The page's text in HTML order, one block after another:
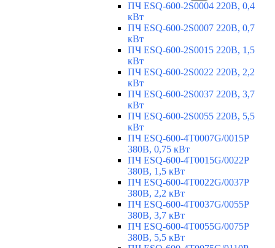
ПЧ ESQ-600-2S0004 220В, 0,4
кВт
ПЧ ESQ-600-2S0007 220В, 0,7
кВт
ПЧ ESQ-600-2S0015 220В, 1,5
кВт
ПЧ ESQ-600-2S0022 220В, 2,2
кВт
ПЧ ESQ-600-2S0037 220В, 3,7
кВт
ПЧ ESQ-600-2S0055 220В, 5,5
кВт
ПЧ ESQ-600-4T0007G/0015P
380В, 0,75 кВт
ПЧ ESQ-600-4T0015G/0022P
380В, 1,5 кВт
ПЧ ESQ-600-4T0022G/0037P
380В, 2,2 кВт
ПЧ ESQ-600-4T0037G/0055P
380В, 3,7 кВт
ПЧ ESQ-600-4T0055G/0075P
380В, 5,5 кВт